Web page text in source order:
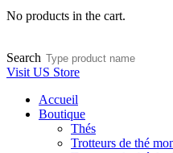
No products in the cart.
Search
Visit US Store
Accueil
Boutique
Thés
Trotteurs de thé